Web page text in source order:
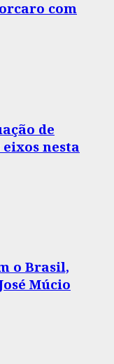
com
de
nesta
o Brasil,
Múcio